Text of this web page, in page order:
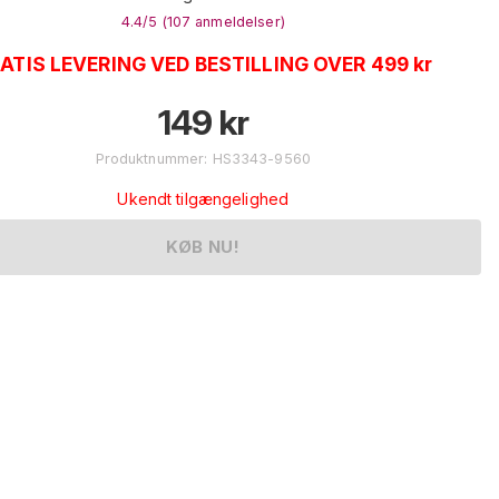
4.4/5 (107 anmeldelser)
LEVERING VED BESTILLING OVER 499 kr
149 kr
Produktnummer: HS3343-9560
Ukendt tilgængelighed
KØB NU!